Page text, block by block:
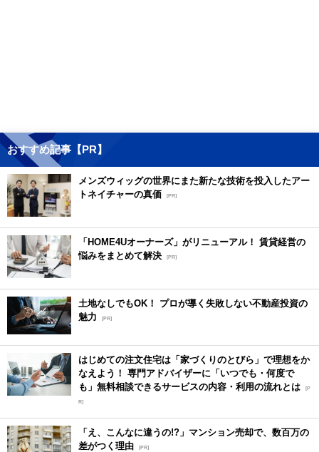
おすすめ記事【PR】
メンズウィッグの世界にまた新たな技術を投入したアー
トネイチャーの真価 [PR]
「HOME4Uオーナーズ」がリニューアル！ 賃貸経営の
悩みをまとめて解決 [PR]
土地なしでもOK！ プロが導く失敗しない不動産投資の
魅力
[PR]
はじめての注文住宅は「家づくりのとびら」で理想をか
なえよう！ 専門アドバイザーに「いつでも・何度で
も」無料相談できるサービスの内容・利用の流れとは [P
R]
「え、こんなに違うの!?」マンション売却で、数百万の
差がつく理由 [PR]